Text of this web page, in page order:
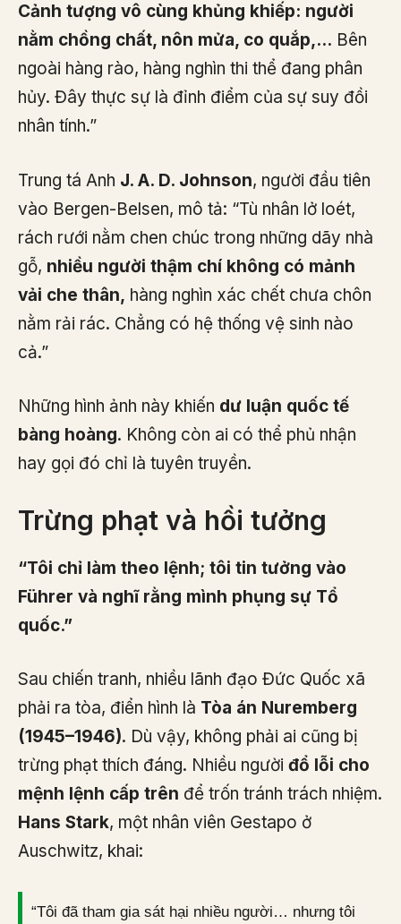
Cảnh tượng vô cùng khủng khiếp: người
nằm chồng chất, nôn mửa, co quắp,… Bên
ngoài hàng rào, hàng nghìn thi thể đang phân
hủy. Đây thực sự là đỉnh điểm của sự suy đồi
nhân tính.”
Trung tá Anh J. A. D. Johnson, người đầu tiên
vào Bergen-Belsen, mô tả: “Tù nhân lở loét,
rách rưới nằm chen chúc trong những dãy nhà
gỗ, nhiều người thậm chí không có mảnh
vải che thân, hàng nghìn xác chết chưa chôn
nằm rải rác. Chẳng có hệ thống vệ sinh nào
cả.”
Những hình ảnh này khiến dư luận quốc tế
bàng hoàng. Không còn ai có thể phủ nhận
hay gọi đó chỉ là tuyên truyền.
Trừng phạt và hồi tưởng
“Tôi chỉ làm theo lệnh; tôi tin tưởng vào
Führer và nghĩ rằng mình phụng sự Tổ
quốc.”
Sau chiến tranh, nhiều lãnh đạo Đức Quốc xã
phải ra tòa, điển hình là Tòa án Nuremberg
(1945–1946). Dù vậy, không phải ai cũng bị
trừng phạt thích đáng. Nhiều người đổ lỗi cho
mệnh lệnh cấp trên để trốn tránh trách nhiệm.
Hans Stark, một nhân viên Gestapo ở
Auschwitz, khai:
“Tôi đã tham gia sát hại nhiều người… nhưng tôi